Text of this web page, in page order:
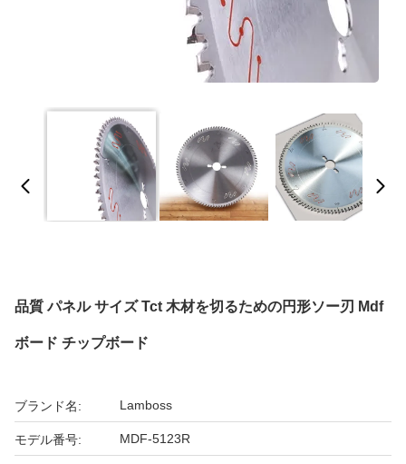
品質 パネル サイズ Tct 木材を切るための円形ソー刃 Mdf
ボード チップボード
ブランド名: Lamboss
モデル番号: MDF-5123R